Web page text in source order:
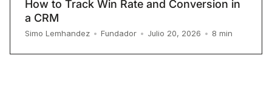
How to Track Win Rate and Conversion in
a CRM
Simo Lemhandez • Fundador • Julio 20, 2026 • 8 min